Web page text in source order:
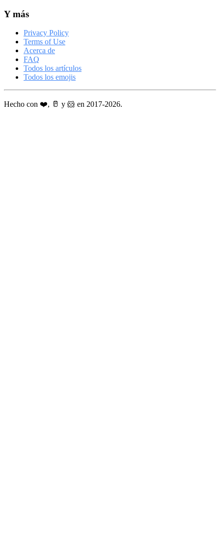
Y más
Privacy Policy
Terms of Use
Acerca de
FAQ
Todos los artículos
Todos los emojis
Hecho con ❤️, 🥛 y 🐹 en 2017-2026.